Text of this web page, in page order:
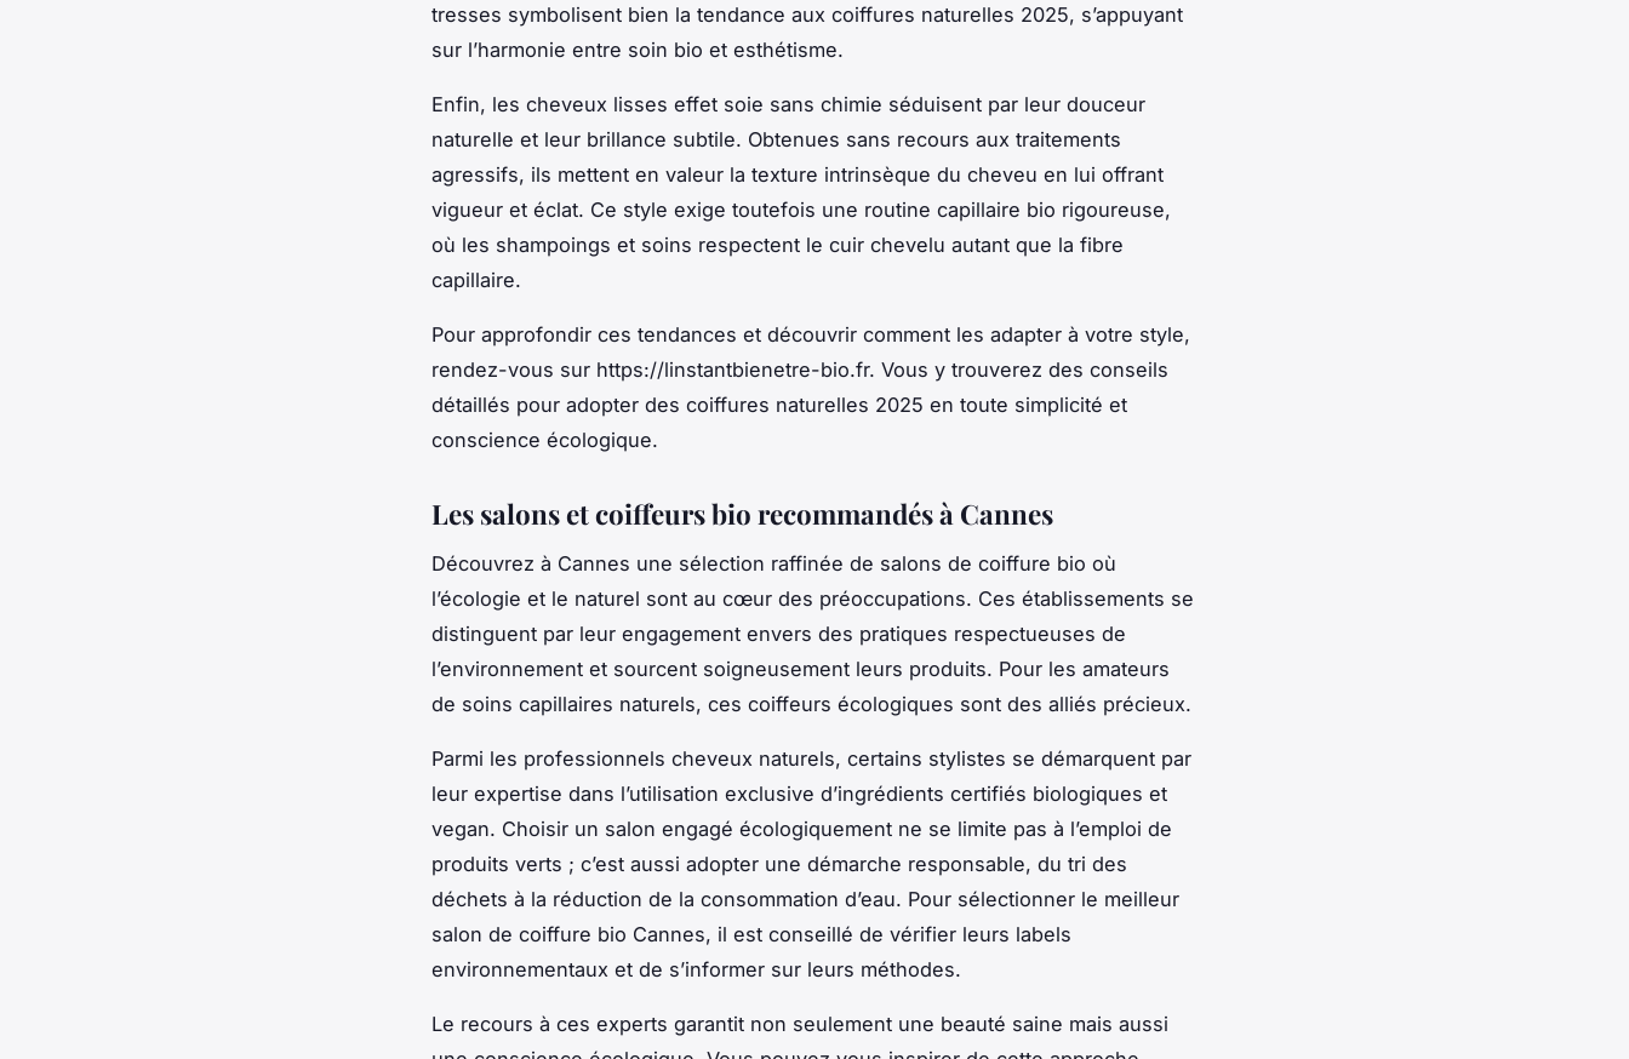
tresses symbolisent bien la tendance aux coiffures naturelles 2025, s’appuyant
sur l’harmonie entre soin bio et esthétisme.
Enfin, les cheveux lisses effet soie sans chimie séduisent par leur douceur
naturelle et leur brillance subtile. Obtenues sans recours aux traitements
agressifs, ils mettent en valeur la texture intrinsèque du cheveu en lui offrant
vigueur et éclat. Ce style exige toutefois une routine capillaire bio rigoureuse,
où les shampoings et soins respectent le cuir chevelu autant que la fibre
capillaire.
Pour approfondir ces tendances et découvrir comment les adapter à votre style,
rendez-vous sur https://linstantbienetre-bio.fr. Vous y trouverez des conseils
détaillés pour adopter des coiffures naturelles 2025 en toute simplicité et
conscience écologique.
Les salons et coiffeurs bio recommandés à Cannes
Découvrez à Cannes une sélection raffinée de salons de coiffure bio où
l’écologie et le naturel sont au cœur des préoccupations. Ces établissements se
distinguent par leur engagement envers des pratiques respectueuses de
l’environnement et sourcent soigneusement leurs produits. Pour les amateurs
de soins capillaires naturels, ces coiffeurs écologiques sont des alliés précieux.
Parmi les professionnels cheveux naturels, certains stylistes se démarquent par
leur expertise dans l’utilisation exclusive d’ingrédients certifiés biologiques et
vegan. Choisir un salon engagé écologiquement ne se limite pas à l’emploi de
produits verts ; c’est aussi adopter une démarche responsable, du tri des
déchets à la réduction de la consommation d’eau. Pour sélectionner le meilleur
salon de coiffure bio Cannes, il est conseillé de vérifier leurs labels
environnementaux et de s’informer sur leurs méthodes.
Le recours à ces experts garantit non seulement une beauté saine mais aussi